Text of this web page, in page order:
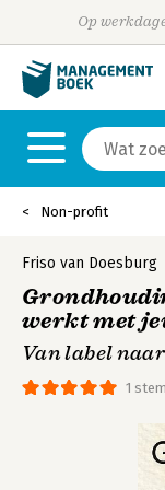
Op
Non-profit
1 stem
Friso van Doesburg
werkt met
Van label